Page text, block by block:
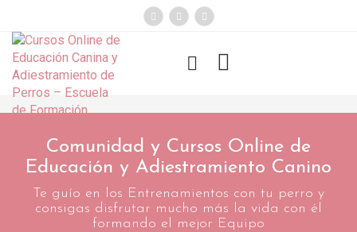
Funny Dogs
Comunidad y Cursos Online de
Educación y Adiestramiento Canino
Te guío en los Entrenamientos con tu perro y
consigas disfrutar mucho más la vida con él
formando el mejor Equipo